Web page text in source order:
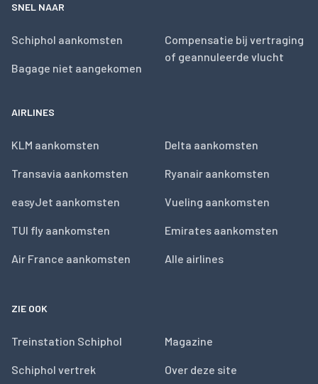
SNEL NAAR
Schiphol aankomsten
Bagage niet aangekomen
Compensatie bij vertraging
of geannuleerde vlucht
AIRLINES
KLM aankomsten
Transavia aankomsten
easyJet aankomsten
TUI fly aankomsten
Air France aankomsten
Delta aankomsten
Ryanair aankomsten
Vueling aankomsten
Emirates aankomsten
Alle airlines
ZIE OOK
Treinstation Schiphol
Schiphol vertrek
Magazine
Over deze site